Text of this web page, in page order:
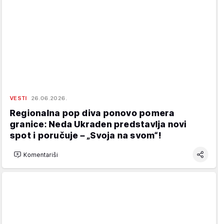
VESTI 26.06.2026.
Regionalna pop diva ponovo pomera
granice: Neda Ukraden predstavlja novi
spot i poručuje – „Svoja na svom“!
Komentariši